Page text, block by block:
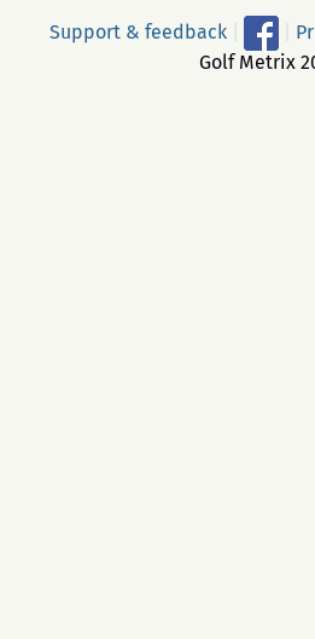
Support & feedback
Golf Metrix